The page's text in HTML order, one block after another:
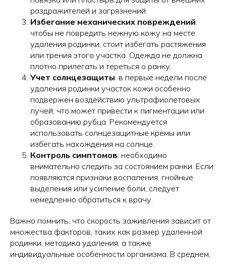
раздражителей и загрязнений.
Избегание механических повреждений:
чтобы не повредить нежную кожу на месте
удаления родинки, стоит избегать растяжения
или трения этого участка. Одежда не должна
плотно прилегать и тереться о ранку.
Учет солнцезащиты: в первые недели после
удаления родинки участок кожи особенно
подвержен воздействию ультрафиолетовых
лучей, что может привести к пигментации или
образованию рубца. Рекомендуется
использовать солнцезащитные кремы или
избегать нахождения на солнце.
Контроль симптомов: необходимо
внимательно следить за состоянием ранки. Если
появляются признаки воспаления, гнойные
выделения или усиление боли, следует
немедленно обратиться к врачу.
Важно помнить, что скорость заживления зависит от
множества факторов, таких как размер удаленной
родинки, методика удаления, а также
индивидуальные особенности организма. В среднем,